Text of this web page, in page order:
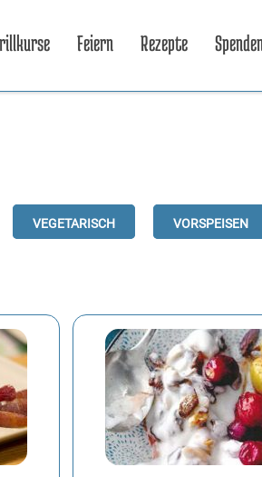
Feiern Rezepte Spenden
Vegetarisch
Vorspeisen